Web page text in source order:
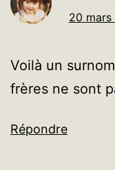
20 mars
Voilà un
frères ne sont
Répondre